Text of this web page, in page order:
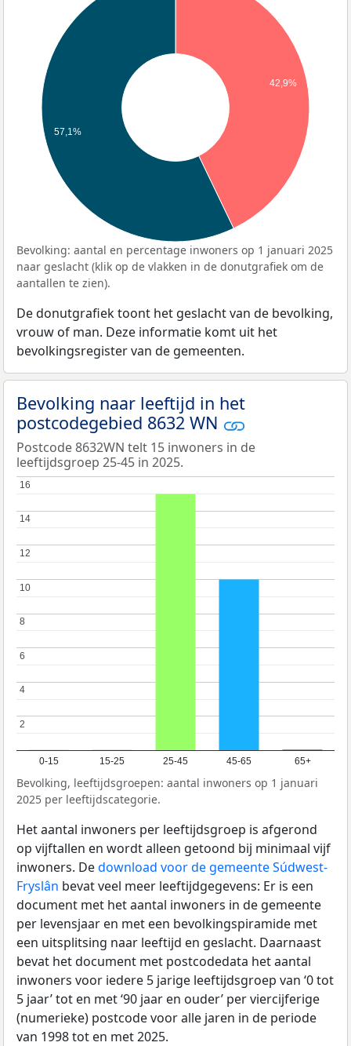
42,9%
57,1%
Bevolking: aantal en percentage inwoners op 1 januari 2025
naar geslacht (klik op de vlakken in de donutgrafiek om de
aantallen te zien).
De donutgrafiek toont het geslacht van de bevolking,
vrouw of man. Deze informatie komt uit het
bevolkingsregister van de gemeenten.
Bevolking naar leeftijd in het
postcodegebied 8632 WN
Postcode 8632WN telt 15 inwoners in de
leeftijdsgroep 25-45 in 2025.
0-15 15-25 25-45 45-65 65+
2
2
4
4
6
6
8
8
10
10
12
12
14
14
16
16
Bevolking, leeftijdsgroepen: aantal inwoners op 1 januari
2025 per leeftijdscategorie.
Het aantal inwoners per leeftijdsgroep is afgerond
op vijftallen en wordt alleen getoond bij minimaal vijf
inwoners. Dedownload voor de gemeente Súdwest-
Fryslân bevat veel meer leeftijdgegevens: Er is een
document met het aantal inwoners in de gemeente
per levensjaar en met een bevolkingspiramide met
een uitsplitsing naar leeftijd en geslacht. Daarnaast
bevat het document met postcodedata het aantal
inwoners voor iedere 5 jarige leeftijdsgroep van ‘0 tot
5 jaar’ tot en met ‘90 jaar en ouder’ per viercijferige
(numerieke) postcode voor alle jaren in de periode
van 1998 tot en met 2025.